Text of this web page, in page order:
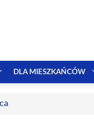
DLA MIESZKAŃCÓW